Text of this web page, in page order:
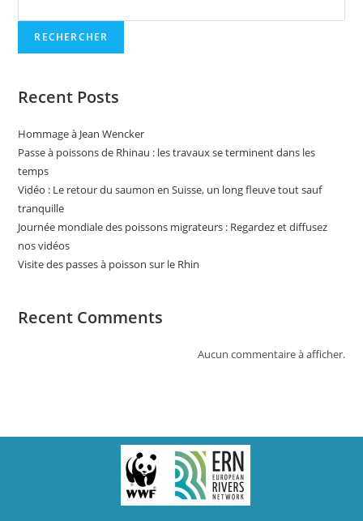
RECHERCHER
Recent Posts
Hommage à Jean Wencker
Passe à poissons de Rhinau : les travaux se terminent dans les
temps
Vidéo : Le retour du saumon en Suisse, un long fleuve tout sauf
tranquille
Journée mondiale des poissons migrateurs : Regardez et diffusez
nos vidéos
Visite des passes à poisson sur le Rhin
Recent Comments
Aucun commentaire à afficher.